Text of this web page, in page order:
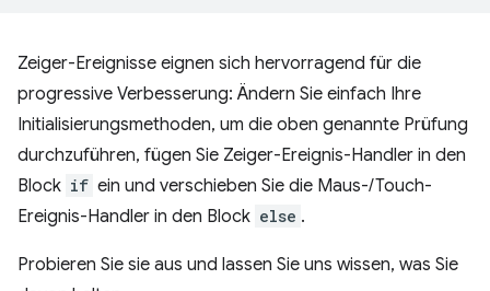
Zeiger-Ereignisse eignen sich hervorragend für die
progressive Verbesserung: Ändern Sie einfach Ihre
Initialisierungsmethoden, um die oben genannte Prüfung
durchzuführen, fügen Sie Zeiger-Ereignis-Handler in den
Block if ein und verschieben Sie die Maus-/Touch-
Ereignis-Handler in den Block else .
Probieren Sie sie aus und lassen Sie uns wissen, was Sie